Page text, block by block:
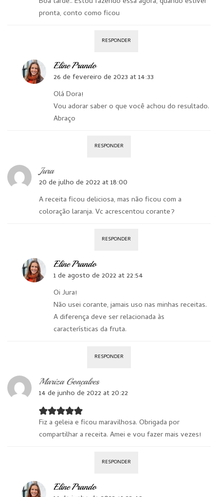
pronta, conto como ficou
RESPONDER
Eline Prando
26 de fevereiro de 2023 at 14:33
Olá Dora!
Vou adorar saber o que você achou do resultado.
Abraço
RESPONDER
Jura
20 de julho de 2022 at 18:00
A receita ficou deliciosa, mas não ficou com a
coloração laranja. Vc acrescentou corante?
RESPONDER
Eline Prando
1 de agosto de 2022 at 22:54
Oi Jura!
Não usei corante, jamais uso nas minhas receitas.
A diferença deve ser relacionada às
características da fruta.
RESPONDER
Mariza Gonçalves
14 de junho de 2022 at 20:22
Fiz a geleia e ficou maravilhosa. Obrigada por
compartilhar a receita. Amei e vou fazer mais vezes!
RESPONDER
Eline Prando